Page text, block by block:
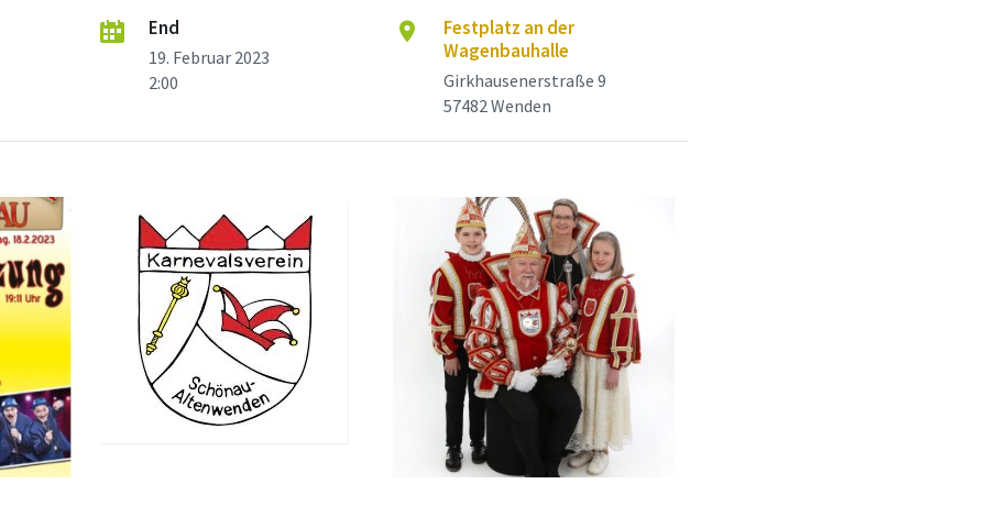
End
19. Februar 2023
2:00
Festplatz an der
Wagenbauhalle
Girkhausenerstraße 9
57482 Wenden